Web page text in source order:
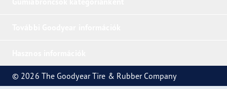
© 2026 The Goodyear Tire & Rubber Company